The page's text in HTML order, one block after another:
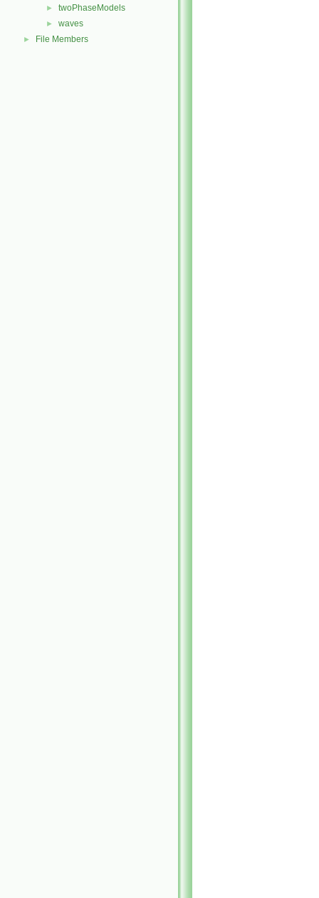
► twoPhaseModels
► waves
► File Members